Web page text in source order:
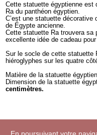
Cette statuette égyptienne est
Ra du panthéon égyptien.
C’est une statuette
de Égypte ancienne.
Cette statuette Ra trouvera sa
excellente idée de cadeau
Sur le socle de cette statuette
hiéroglyphes sur les quatre
Matière de la statuette
Dimension de la statuette
centimètres.